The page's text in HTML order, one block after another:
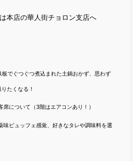
本店の華人街チョロン支店へ
板でぐつぐつ煮込まれた土鍋おかず、思わず
たくなる！
席について（3階はエアコンあり！）
味ビュッフェ感覚、好きなタレや調味料を選